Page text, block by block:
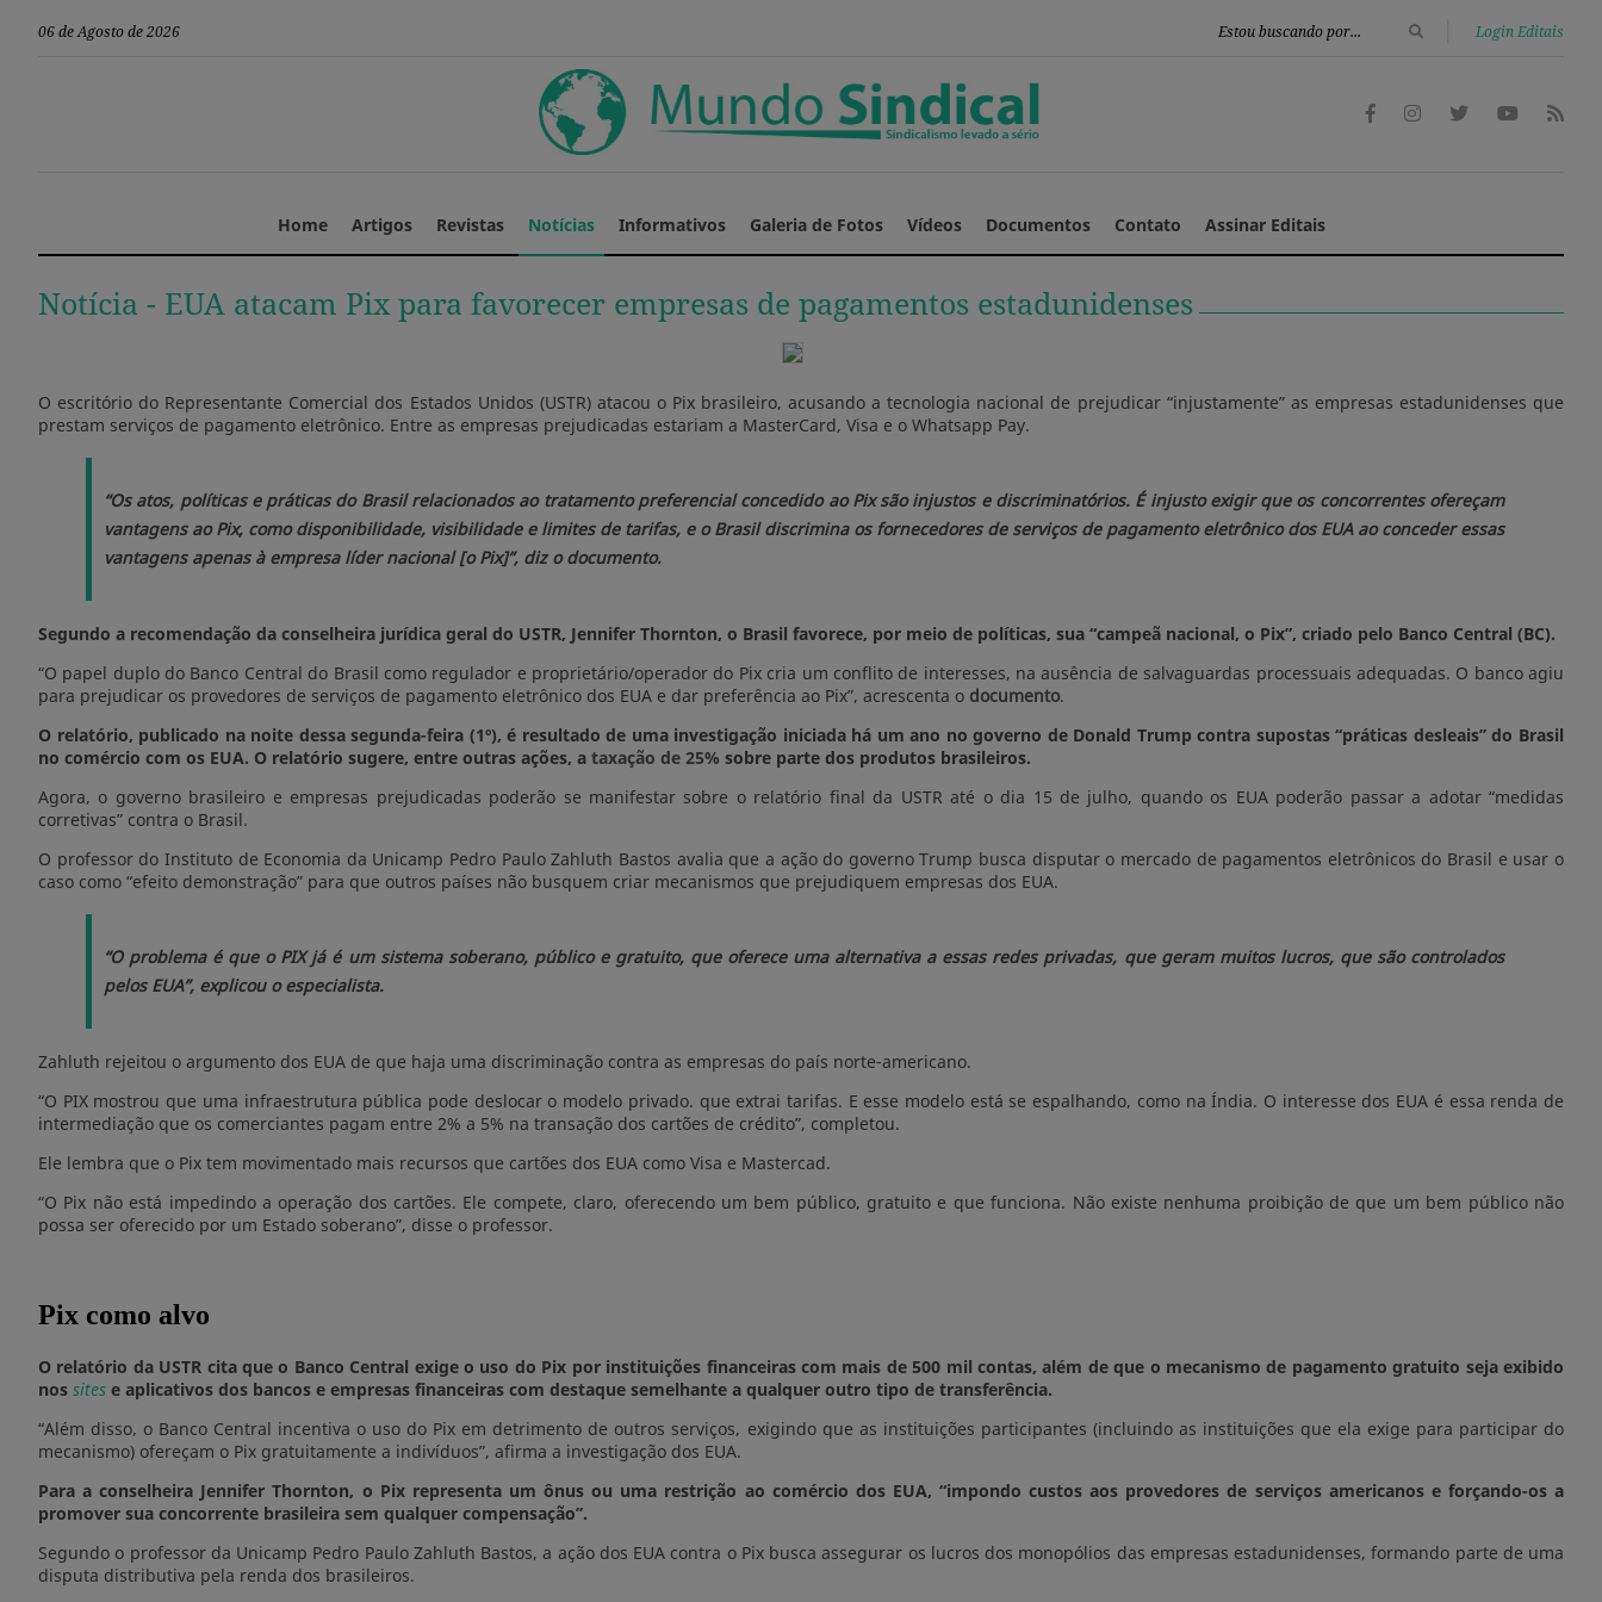
06 de Agosto de 2026 Login Editais
Home Artigos Revistas Notícias Informativos Galeria de Fotos Vídeos Documentos Contato Assinar Editais
Notícia - EUA atacam Pix para favorecer empresas de pagamentos estadunidenses
O escritório do Representante Comercial dos Estados Unidos (USTR) atacou o Pix brasileiro, acusando a tecnologia nacional de prejudicar “injustamente” as empresas estadunidenses que
prestam serviços de pagamento eletrônico. Entre as empresas prejudicadas estariam a MasterCard, Visa e o Whatsapp Pay.
“Os atos, políticas e práticas do Brasil relacionados ao tratamento preferencial concedido ao Pix são injustos e discriminatórios. É injusto exigir que os concorrentes ofereçam
vantagens ao Pix, como disponibilidade, visibilidade e limites de tarifas, e o Brasil discrimina os fornecedores de serviços de pagamento eletrônico dos EUA ao conceder essas
vantagens apenas à empresa líder nacional [o Pix]”, diz o documento.
Segundo a recomendação da conselheira jurídica geral do USTR, Jennifer Thornton, o Brasil favorece, por meio de políticas, sua “campeã nacional, o Pix”, criado pelo Banco Central (BC).
“O papel duplo do Banco Central do Brasil como regulador e proprietário/operador do Pix cria um conflito de interesses, na ausência de salvaguardas processuais adequadas. O banco agiu
para prejudicar os provedores de serviços de pagamento eletrônico dos EUA e dar preferência ao Pix”, acrescenta o documento.
O relatório, publicado na noite dessa segunda-feira (1º), é resultado de uma investigação iniciada há um ano no governo de Donald Trump contra supostas “práticas desleais” do Brasil
no comércio com os EUA. O relatório sugere, entre outras ações, a taxação de 25% sobre parte dos produtos brasileiros.
Agora, o governo brasileiro e empresas prejudicadas poderão se manifestar sobre o relatório final da USTR até o dia 15 de julho, quando os EUA poderão passar a adotar “medidas
corretivas” contra o Brasil.
O professor do Instituto de Economia da Unicamp Pedro Paulo Zahluth Bastos avalia que a ação do governo Trump busca disputar o mercado de pagamentos eletrônicos do Brasil e usar o
caso como “efeito demonstração” para que outros países não busquem criar mecanismos que prejudiquem empresas dos EUA.
“O problema é que o PIX já é um sistema soberano, público e gratuito, que oferece uma alternativa a essas redes privadas, que geram muitos lucros, que são controlados
pelos EUA”, explicou o especialista.
Zahluth rejeitou o argumento dos EUA de que haja uma discriminação contra as empresas do país norte-americano.
“O PIX mostrou que uma infraestrutura pública pode deslocar o modelo privado. que extrai tarifas. E esse modelo está se espalhando, como na Índia. O interesse dos EUA é essa renda de
intermediação que os comerciantes pagam entre 2% a 5% na transação dos cartões de crédito”, completou.
Ele lembra que o Pix tem movimentado mais recursos que cartões dos EUA como Visa e Mastercad.
“O Pix não está impedindo a operação dos cartões. Ele compete, claro, oferecendo um bem público, gratuito e que funciona. Não existe nenhuma proibição de que um bem público não
possa ser oferecido por um Estado soberano”, disse o professor.
Pix como alvo
O relatório da USTR cita que o Banco Central exige o uso do Pix por instituições financeiras com mais de 500 mil contas, além de que o mecanismo de pagamento gratuito seja exibido
nos sites e aplicativos dos bancos e empresas financeiras com destaque semelhante a qualquer outro tipo de transferência.
“Além disso, o Banco Central incentiva o uso do Pix em detrimento de outros serviços, exigindo que as instituições participantes (incluindo as instituições que ela exige para participar do
mecanismo) ofereçam o Pix gratuitamente a indivíduos”, afirma a investigação dos EUA.
Para a conselheira Jennifer Thornton, o Pix representa um ônus ou uma restrição ao comércio dos EUA, “impondo custos aos provedores de serviços americanos e forçando-os a
promover sua concorrente brasileira sem qualquer compensação”.
Segundo o professor da Unicamp Pedro Paulo Zahluth Bastos, a ação dos EUA contra o Pix busca assegurar os lucros dos monopólios das empresas estadunidenses, formando parte de uma
disputa distributiva pela renda dos brasileiros.